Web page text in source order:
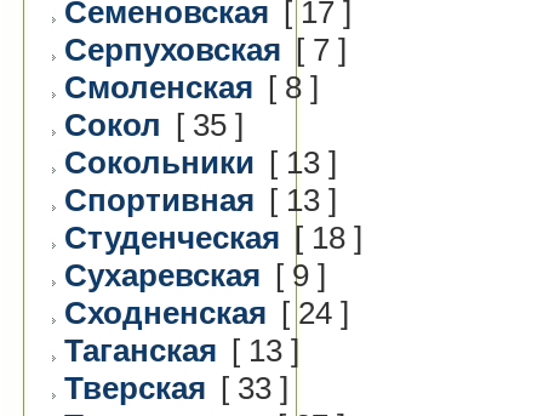
Семеновская [ 17 ]
Серпуховская [ 7 ]
Смоленская [ 8 ]
Сокол [ 35 ]
Сокольники [ 13 ]
Спортивная [ 13 ]
Студенческая [ 18 ]
Сухаревская [ 9 ]
Сходненская [ 24 ]
Таганская [ 13 ]
Тверская [ 33 ]